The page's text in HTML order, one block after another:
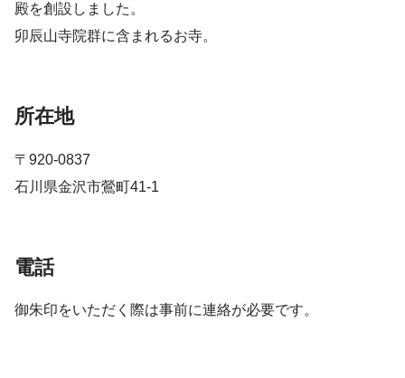
殿を創設しました。
卯辰山寺院群に含まれるお寺。
所在地
〒920-0837
石川県金沢市鶯町41-1
電話
御朱印をいただく際は事前に連絡が必要です。